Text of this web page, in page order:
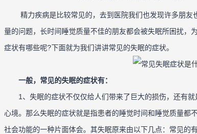
精力疾病是比较常见的，去到医院我们也发现许多朋友
量的问题，长时间睡觉质量不佳的朋友都会被失眠所困扰，
症状有哪些呢?下面就为我们讲讲常见的失眠的症状。
一般，常见的失眠的症状有：
1、失眠的症状不仅仅给人们带来了巨大的损伤，还有就
心境。那么失眠的症状就是指患者的睡觉时间和睡觉质量都
社会功能的一种片面体会。其失眠原来由以下几点：常见的